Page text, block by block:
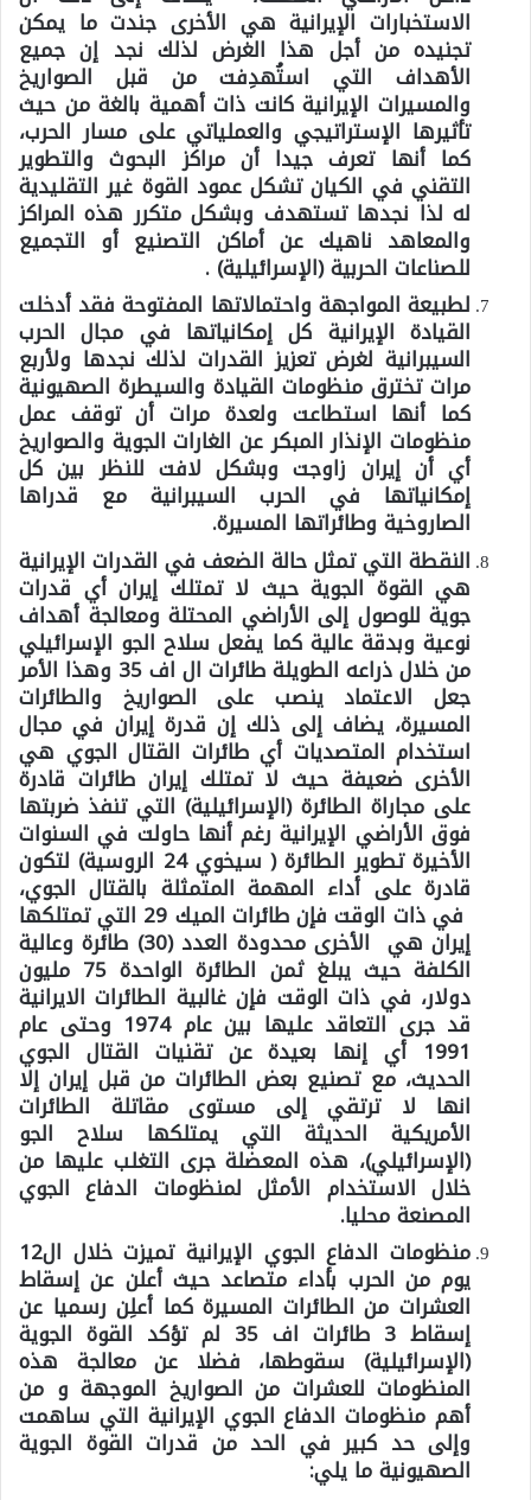
الاستخبارات الإيرانية هي الأخرى جندت ما يمكن
تجنيده من أجل هذا الغرض لذلك نجد إن جميع
الأهداف التي استُهدِفت من قبل الصواريخ
والمسيرات الإيرانية كانت ذات أهمية بالغة من حيث
تأثيرها الإستراتيجي والعملياتي على مسار الحرب،
كما أنها تعرف جيدا أن مراكز البحوث والتطوير
التقني في الكيان تشكل عمود القوة غير التقليدية
له لذا نجدها تستهدف وبشكل متكرر هذه المراكز
والمعاهد ناهيك عن أماكن التصنيع أو التجميع
للصناعات الحربية (الإسرائيلية) .
لطبيعة المواجهة واحتمالاتها المفتوحة فقد أدخلت
القيادة الإيرانية كل إمكانياتها في مجال الحرب
السيبرانية لغرض تعزيز القدرات لذلك نجدها ولأربع
مرات تخترق منظومات القيادة والسيطرة الصهيونية
كما أنها استطاعت ولعدة مرات أن توقف عمل
منظومات الإنذار المبكر عن الغارات الجوية والصواريخ
أي أن إيران زاوجت وبشكل لافت للنظر بين كل
إمكانياتها في الحرب السيبرانية مع قدراها
الصاروخية وطائراتها المسيرة.
النقطة التي تمثل حالة الضعف في القدرات الإيرانية
هي القوة الجوية حيث لا تمتلك إيران أي قدرات
جوية للوصول إلى الأراضي المحتلة ومعالجة أهداف
نوعية وبدقة عالية كما يفعل سلاح الجو الإسرائيلي
من خلال ذراعه الطويلة طائرات ال اف 35 وهذا الأمر
جعل الاعتماد ينصب على الصواريخ والطائرات
المسيرة، يضاف إلى ذلك إن قدرة إيران في مجال
استخدام المتصديات أي طائرات القتال الجوي هي
الأخرى ضعيفة حيث لا تمتلك إيران طائرات قادرة
على مجاراة الطائرة (الإسرائيلية) التي تنفذ ضربتها
فوق الأراضي الإيرانية رغم أنها حاولت في السنوات
الأخيرة تطوير الطائرة ( سيخوي 24 الروسية) لتكون
قادرة على أداء المهمة المتمثلة بالقتال الجوي،
في ذات الوقت فإن طائرات الميك 29 التي تمتلكها
إيران هي الأخرى محدودة العدد (30) طائرة وعالية
الكلفة حيث يبلغ ثمن الطائرة الواحدة 75 مليون
دولار، في ذات الوقت فإن غالبية الطائرات الايرانية
قد جرى التعاقد عليها بين عام 1974 وحتى عام
1991 أي إنها بعيدة عن تقنيات القتال الجوي
الحديث، مع تصنيع بعض الطائرات من قبل إيران إلا
انها لا ترتقي إلى مستوى مقاتلة الطائرات
الأمريكية الحديثة التي يمتلكها سلاح الجو
(الإسرائيلي)، هذه المعضلة جرى التغلب عليها من
خلال الاستخدام الأمثل لمنظومات الدفاع الجوي
المصنعة محليا.
منظومات الدفاع الجوي الإيرانية تميزت خلال ال12
يوم من الحرب بأداء متصاعد حيث أعلن عن إسقاط
العشرات من الطائرات المسيرة كما أعلِن رسميا عن
إسقاط 3 طائرات اف 35 لم تؤكد القوة الجوية
(الإسرائيلية) سقوطها، فضلا عن معالجة هذه
المنظومات للعشرات من الصواريخ الموجهة و من
أهم منظومات الدفاع الجوي الإيرانية التي ساهمت
وإلى حد كبير في الحد من قدرات القوة الجوية
الصهيونية ما يلي: